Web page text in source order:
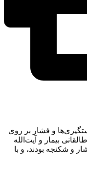
و فشار بر ‏روى
بیمار و ‏آیت‌الله
و شکنجه ‏بودند، و با